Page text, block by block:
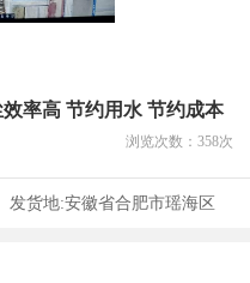
率高 节约用水 节约成本
浏览次数： 358次
发货地:安徽省合肥市瑶海区